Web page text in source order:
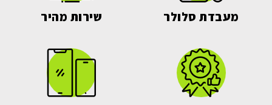
מעבדת סלולר שירות מהיר